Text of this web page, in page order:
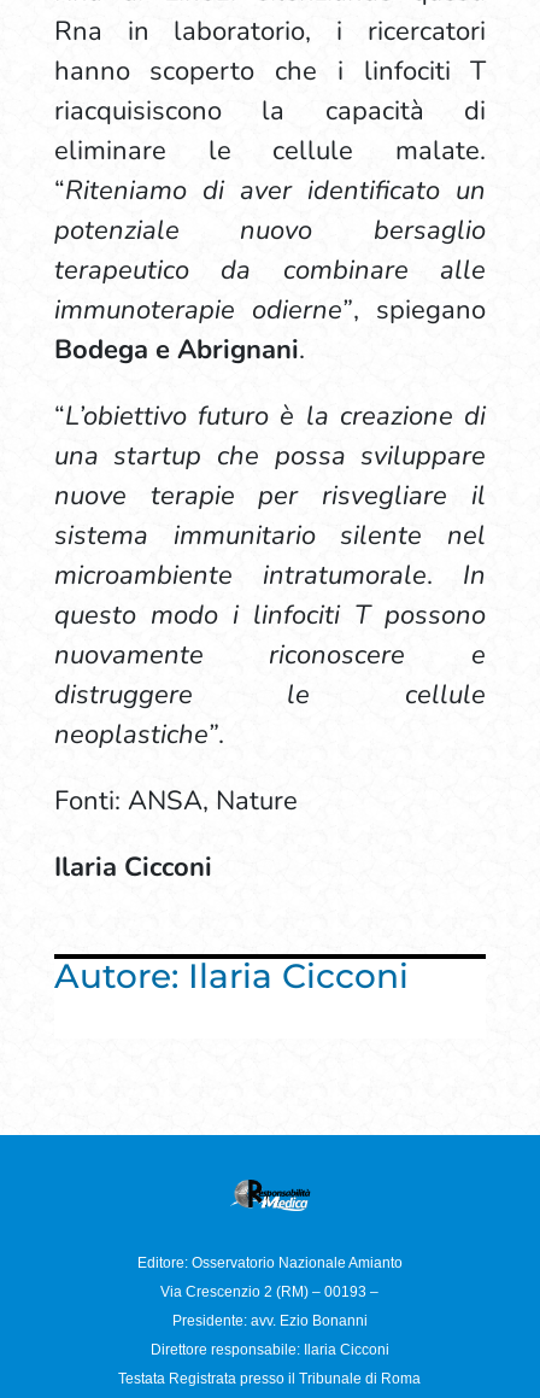
Rna in laboratorio, i ricercatori
hanno scoperto che i linfociti T
riacquisiscono la capacità di
eliminare le cellule malate.
“Riteniamo di aver identificato un
potenziale nuovo bersaglio
terapeutico da combinare alle
immunoterapie odierne”, spiegano
Bodega e Abrignani.
“L’obiettivo futuro è la creazione di
una startup che possa sviluppare
nuove terapie per risvegliare il
sistema immunitario silente nel
microambiente intratumorale. In
questo modo i linfociti T possono
nuovamente riconoscere e
distruggere le cellule
neoplastiche”.
Fonti: ANSA, Nature
Ilaria Cicconi
Autore: Ilaria Cicconi
Editore: Osservatorio Nazionale Amianto
Via Crescenzio 2 (RM) – 00193 –
Presidente: avv. Ezio Bonanni
Direttore responsabile:
Ilaria Cicconi
Testata Registrata presso il Tribunale di Roma